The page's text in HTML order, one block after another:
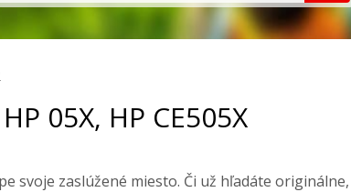
05X, HP CE505X
svoje zaslúžené miesto. Či už hľadáte